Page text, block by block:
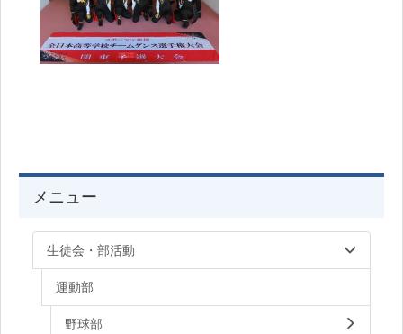
メニュー
生徒会・部活動
運動部
野球部